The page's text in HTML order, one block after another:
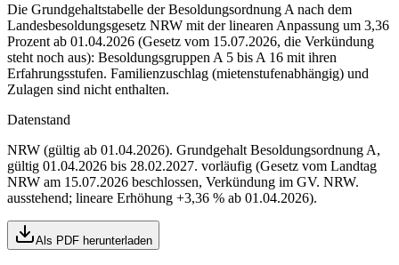
Die Grundgehaltstabelle der Besoldungsordnung A nach dem
Landesbesoldungsgesetz NRW mit der linearen Anpassung um 3,36
Prozent ab 01.04.2026 (Gesetz vom 15.07.2026, die Verkündung
steht noch aus): Besoldungsgruppen A 5 bis A 16 mit ihren
Erfahrungsstufen. Familienzuschlag (mietenstufenabhängig) und
Zulagen sind nicht enthalten.
Datenstand
NRW (gültig ab 01.04.2026). Grundgehalt Besoldungsordnung A,
gültig 01.04.2026 bis 28.02.2027. vorläufig (Gesetz vom Landtag
NRW am 15.07.2026 beschlossen, Verkündung im GV. NRW.
ausstehend; lineare Erhöhung +3,36 % ab 01.04.2026).
Als PDF herunterladen